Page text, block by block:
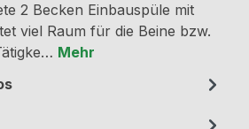
2 Becken Einbauspüle mit
viel Raum für die Beine bzw.
Mehr